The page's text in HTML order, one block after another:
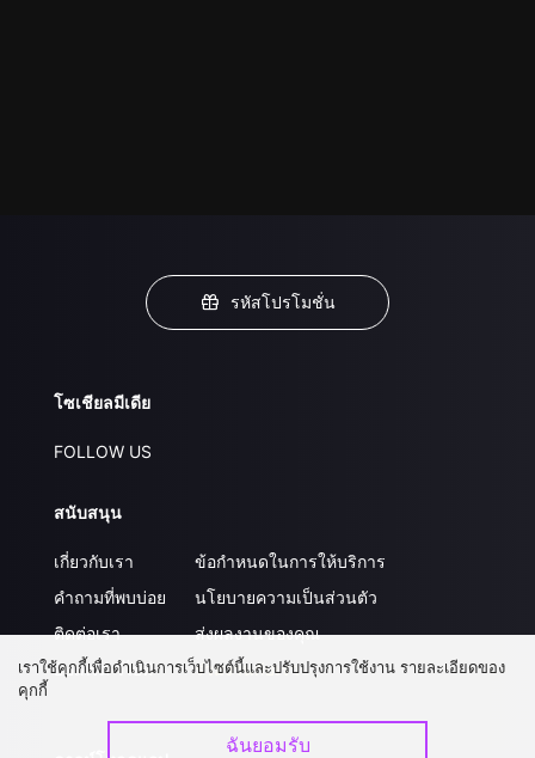
รหัสโปรโมชั่น
โซเชียลมีเดีย
FOLLOW US
สนับสนุน
เกี่ยวกับเรา
คำถามที่พบบ่อย
ติดต่อเรา
อัปเกรด วีไอพี
ข้อกำหนดในการให้บริการ
นโยบายความเป็นส่วนตัว
ส่งผลงานของคุณ
ร่วมงานกับเรา
เราใช้คุกกี้เพื่อดำเนินการเว็บไซต์นี้และปรับปรุงการใช้งาน รายละเอียดของ
คุกกี้
ฉันยอมรับ